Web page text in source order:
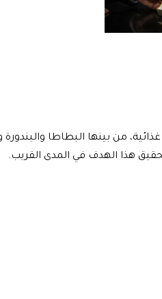
الاقتصاد كانت قد أصدرت خلال شهر آب قراراً يقضي بإيقاف استيراد نحو 20 مادة غذائية، من بينها
هذا الهدف في المدى القريب.